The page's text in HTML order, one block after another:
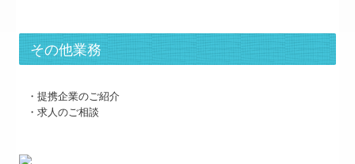
その他業務
・提携企業のご紹介
・求人のご相談